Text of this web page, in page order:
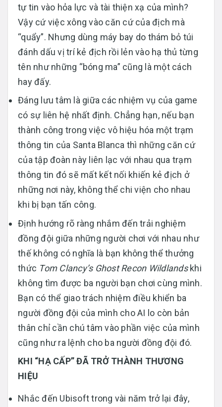
tự tin vào hỏa lực và tài thiện xạ của mình?
Vậy cứ việc xông vào căn cứ của địch mà
“quẩy”. Nhưng dùng máy bay do thám bỏ túi
đánh dấu vị trí kẻ địch rồi lẻn vào hạ thủ từng
tên như những “bóng ma” cũng là một cách
hay đấy.
Đáng lưu tâm là giữa các nhiệm vụ của game
có sự liên hệ nhất định. Chẳng hạn, nếu bạn
thành công trong việc vô hiệu hóa một trạm
thông tin của Santa Blanca thì những căn cứ
của tập đoàn này liên lạc với nhau qua trạm
thông tin đó sẽ mất kết nối khiến kẻ địch ở
những nơi này, không thể chi viện cho nhau
khi bị bạn tấn công.
Định hướng rõ ràng nhắm đến trải nghiệm
đồng đội giữa những người chơi với nhau như
thế không có nghĩa là bạn không thể thưởng
thức Tom Clancy’s Ghost Recon Wildlandskhi
không tìm được ba người bạn chơi cùng mình.
Bạn có thể giao trách nhiệm điều khiển ba
người đồng đội của mình cho AI lo còn bản
thân chỉ cần chú tâm vào phần việc của mình
cũng như ra lệnh cho ba người đồng đội đó.
KHI “HẠ CẤP” ĐÃ TRỞ THÀNH THƯƠNG
HIỆU
Nhắc đến Ubisoft trong vài năm trở lại đây,